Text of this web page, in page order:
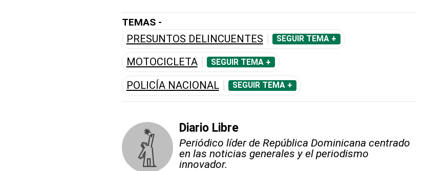
TEMAS -
PRESUNTOS DELINCUENTES SEGUIR TEMA +
MOTOCICLETA SEGUIR TEMA +
POLICÍA NACIONAL SEGUIR TEMA +
Diario Libre
Periódico líder de República Dominicana centrado
en las noticias generales y el periodismo
innovador.